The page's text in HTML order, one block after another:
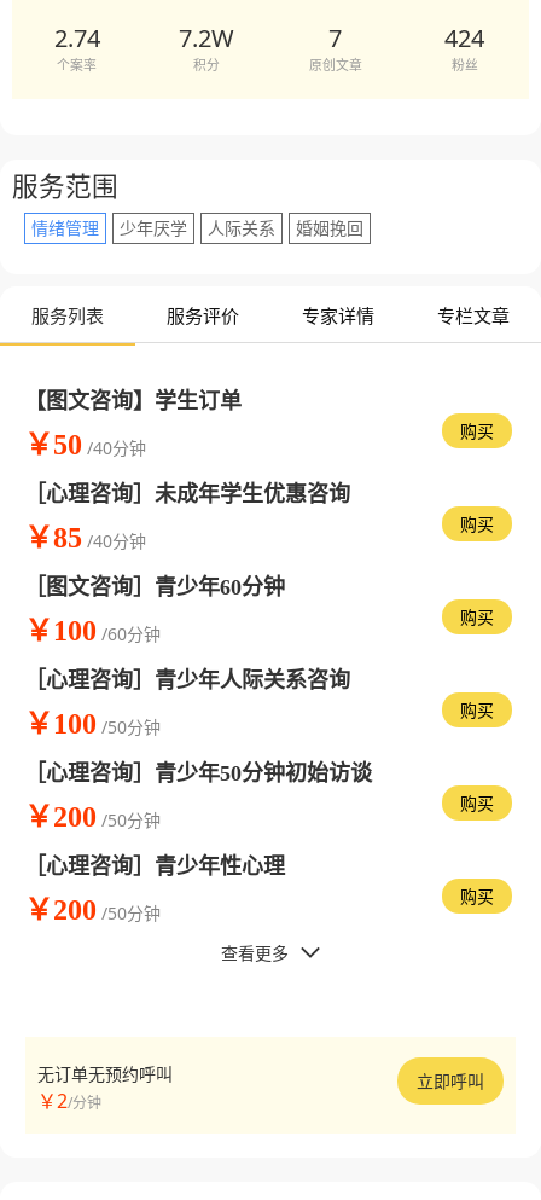
2.74
个案率
7.2W
积分
7
原创文章
424
粉丝
服务范围
情绪管理 少年厌学 人际关系 婚姻挽回
服务列表 服务评价 专家详情 专栏文章
【图文咨询】学生订单
￥50 /40分钟
购买
［心理咨询］未成年学生优惠咨询
￥85 /40分钟
购买
［图文咨询］青少年60分钟
￥100 /60分钟
购买
［心理咨询］青少年人际关系咨询
￥100 /50分钟
购买
［心理咨询］青少年50分钟初始访谈
￥200 /50分钟
购买
［心理咨询］青少年性心理
￥200 /50分钟
购买
查看更多 
无订单无预约呼叫
￥2/分钟
立即呼叫